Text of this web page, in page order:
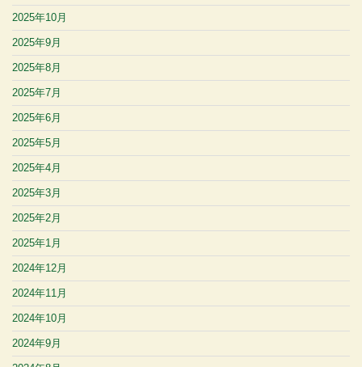
2025年10月
2025年9月
2025年8月
2025年7月
2025年6月
2025年5月
2025年4月
2025年3月
2025年2月
2025年1月
2024年12月
2024年11月
2024年10月
2024年9月